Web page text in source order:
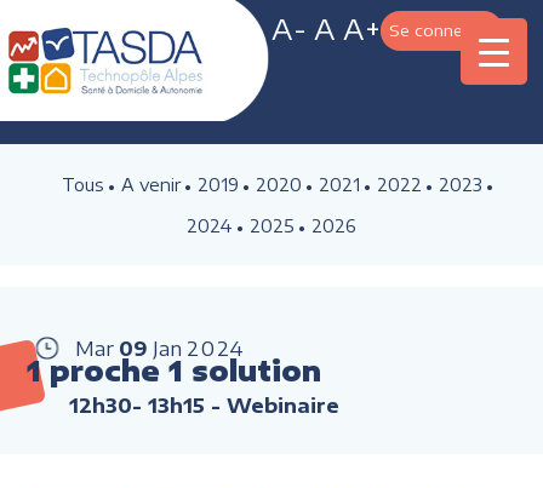
A- A A+ Se connecter
Tous A venir 2019 2020 2021 2022
2023
2024
2025 2026
Mar 09 Jan 2024
1 proche 1 solution
12h30- 13h15 - Webinaire